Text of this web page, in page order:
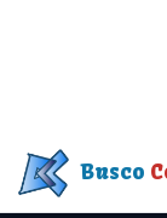
Busco